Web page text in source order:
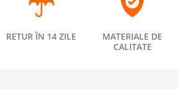
RETUR ÎN 14 ZILE
MATERIALE DE
CALITATE